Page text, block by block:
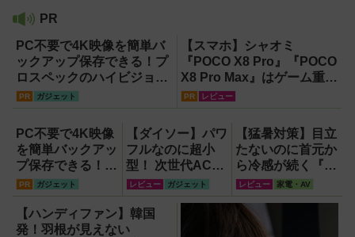
PR
PC不要で4K映像を簡単バ
ックアップ保存できる！プ
ロスペックのハイビジョン
レコーダー『HVE705-
PR ガジェット
【スマホ】シャオミ
『POCO X8 Pro』『POCO
X8 Pro Max』はゲーム重視
ならコスパ最強クラス！
PR レビュー
PC不要で4K映像
を簡単バックアッ
プ保存できる！プ
ロスペックのハイ
ビジョンレコーダ
ー『HVE705-
PRO』
PR ガジェット
【ダイソー】パワ
フルなのに超小
型！ 次世代ACア
ダプター『GaN
USB充電器』が
すごすぎる！
レビュー ガジェット
【猛暑対策】目立
たないのに首元か
ら冷感が続く『レ
オン ポケット6 』
なら、満員電車で
も涼しい顔！
レビュー 家電・AV
【ハンディファン】韓国
発！羽根が見えない